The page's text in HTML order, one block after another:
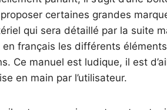
certaines grandes
qui sera détaillé par la suite
français les différents
Ce manuel est ludique, il est
en main par l’utilisateur.